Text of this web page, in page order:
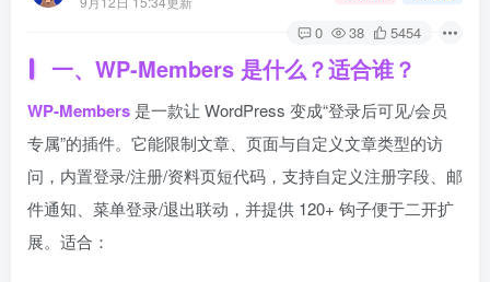
0 38 5454
一、WP-Members 是什么？适合谁？
WP-Members 是一款让 WordPress 变成“登录后可见/会员
专属”的插件。它能限制文章、页面与自定义文章类型的访
问，内置登录/注册/资料页短代码，支持自定义注册字段、邮
件通知、菜单登录/退出联动，并提供 120+ 钩子便于二开扩
展。适合：